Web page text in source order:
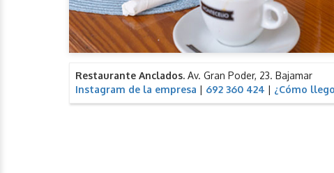
Restaurante Anclados. Av. Gran Poder, 23. Bajamar
Instagram de la empresa | 692 360 424 | ¿Cómo